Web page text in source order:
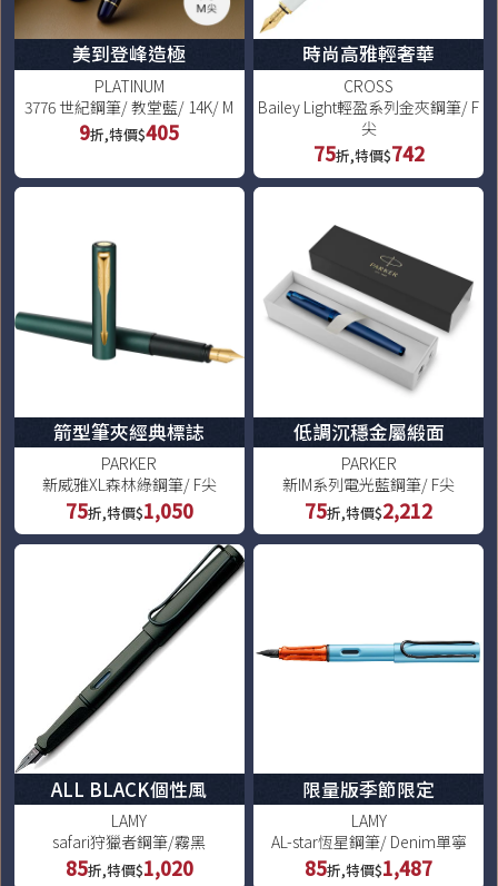
美到登峰造極
PLATINUM
3776 世紀鋼筆/ 教堂藍/ 14K/ M
9折,特價$405
時尚高雅輕奢華
CROSS
Bailey Light輕盈系列金夾鋼筆/ F
尖
75折,特價$742
箭型筆夾經典標誌
PARKER
新威雅XL森林綠鋼筆/ F尖
75折,特價$1,050
低調沉穩金屬緞面
PARKER
新IM系列電光藍鋼筆/ F尖
75折,特價$2,212
ALL BLACK個性風
LAMY
safari狩獵者鋼筆/霧黑
85折,特價$1,020
限量版季節限定
LAMY
AL-star恆星鋼筆/ Denim單寧
85折,特價$1,487